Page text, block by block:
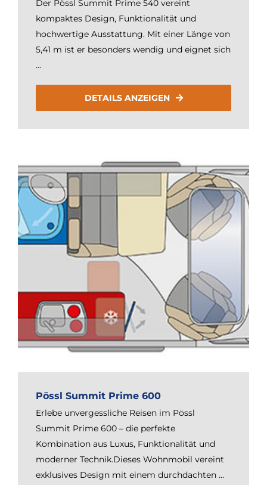
Der Pössl Summit Prime 540 vereint
kompaktes Design, Funktionalität und
hochwertige Ausstattung. Mit einer Länge von
5,41 m ist er besonders wendig und eignet sich
...
DETAILS ANZEIGEN
Pössl Summit Prime 600
Erlebe unvergessliche Reisen im Pössl
Summit Prime 600 – die perfekte
Kombination aus Luxus, Funktionalität und
moderner Technik.Dieses Wohnmobil vereint
exklusives Design mit einem durchdachten ...